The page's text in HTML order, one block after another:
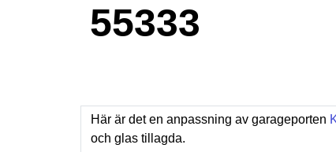
55333
Här är det en anpassning av garageporten
och glas tillagda.